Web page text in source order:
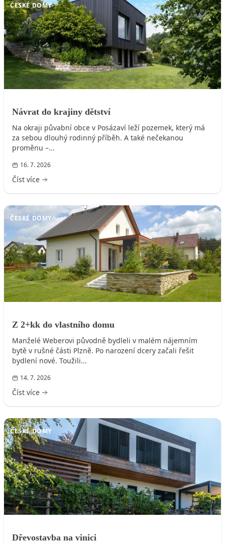
ČESKÉ DOMY
Návrat do krajiny dětství
Na okraji půvabní obce v Posázaví leží pozemek, který má
za sebou dlouhý rodinný příběh. A také nečekanou
proměnu –...
16. 7. 2026
Číst více
ČESKÉ DOMY
Z 2+kk do vlastního domu
Manželé Weberovi původně bydleli v malém nájemním
bytě v rušné části Plzně. Po narození dcery začali řešit
bydlení nové. Toužili...
14. 7. 2026
Číst více
ČESKÉ DOMY
Dřevostavba na vinici